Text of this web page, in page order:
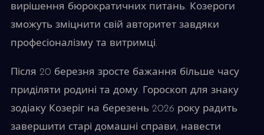
вирішення бюрократичних питань. Козероги
зможуть зміцнити свій авторитет завдяки
професіоналізму та витримці.
Після 20 березня зросте бажання більше часу
приділяти родині та дому. Гороскоп для знаку
зодіаку Козеріг на березень 2026 року радить
завершити старі домашні справи, навести